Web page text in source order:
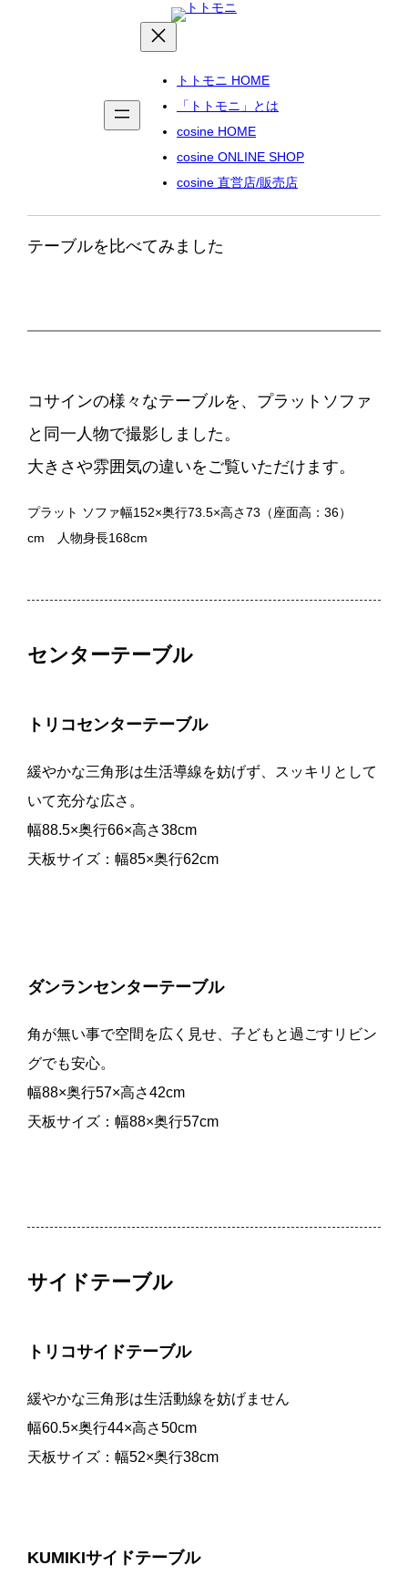
トトモニ HOME
「トトモニ」とは
cosine HOME
cosine ONLINE SHOP
cosine 直営店/販売店
テーブルを比べてみました
コサインの様々なテーブルを、プラットソファ
と同一人物で撮影しました。
大きさや雰囲気の違いをご覧いただけます。
プラット ソファ幅152×奥行73.5×高さ73（座面高：36）
cm 人物身長168cm
センターテーブル
トリコセンターテーブル
緩やかな三角形は生活導線を妨げず、スッキリとして
いて充分な広さ。
幅88.5×奥行66×高さ38cm
天板サイズ：幅85×奥行62cm
ダンランセンターテーブル
角が無い事で空間を広く見せ、子どもと過ごすリビン
グでも安心。
幅88×奥行57×高さ42cm
天板サイズ：幅88×奥行57cm
サイドテーブル
トリコサイドテーブル
緩やかな三角形は生活動線を妨げません
幅60.5×奥行44×高さ50cm
天板サイズ：幅52×奥行38cm
KUMIKIサイドテーブル